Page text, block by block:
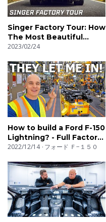
Singer Factory Tour: How
The Most Beautiful
Porsches In The World
2023/02/24
How to build a Ford F-150
Lightning? - Full Factory
Tour!
2022/12/14 フォード Ｆ−１５０